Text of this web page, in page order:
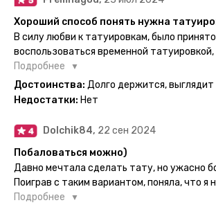
упакованные в специальные пакетики,
инструкция по нанесению. Всё выглядит
нанесла одну из них и сейчас жду
понятно объяснено, отдельным плюсом
картинка с обозначениями тех мечт, где
держаться дольше всего. В общем всём
рекомендую, буду заказывать ещё))
Хороший способ понять нужна
В силу любви к татуировкам, было
воспользоваться временной
хочется набивать настоящую или нет, как
смысла набивать нет, ведь можно
временные татуировки и в случае если
больше ничего и не нужно.
Подробнее
Достоинства: Долго держится, выглядит
Недостатки: Нет
Dolchik84, 22 сен 2024
Побаловаться можно)
Давно мечтала сделать тату, но ужасно
Поиграв с таким вариантом, поняла, что я
постоянной тату. Поэтому благодарю, что
Подробнее